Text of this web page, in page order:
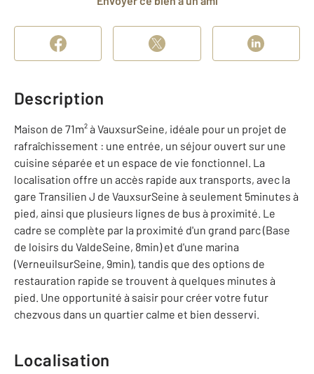
Description
Maison de 71m² à VauxsurSeine, idéale pour un projet de
rafraîchissement : une entrée, un séjour ouvert sur une
cuisine séparée et un espace de vie fonctionnel. La
localisation offre un accès rapide aux transports, avec la
gare Transilien J de VauxsurSeine à seulement 5minutes à
pied, ainsi que plusieurs lignes de bus à proximité. Le
cadre se complète par la proximité d'un grand parc (Base
de loisirs du ValdeSeine, 8min) et d'une marina
(VerneuilsurSeine, 9min), tandis que des options de
restauration rapide se trouvent à quelques minutes à
pied. Une opportunité à saisir pour créer votre futur
chezvous dans un quartier calme et bien desservi.
Localisation